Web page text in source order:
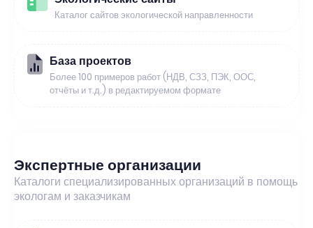
Каталог сайтов экологической направленности
База проектов
Более 100 примеров работ (НДВ, СЗЗ, ПЭК, ООС,
отчёты и т.д.) в редактируемом формате
Экспертные организации
Каталоги специализированных организаций в помощь
экологам и заказчикам